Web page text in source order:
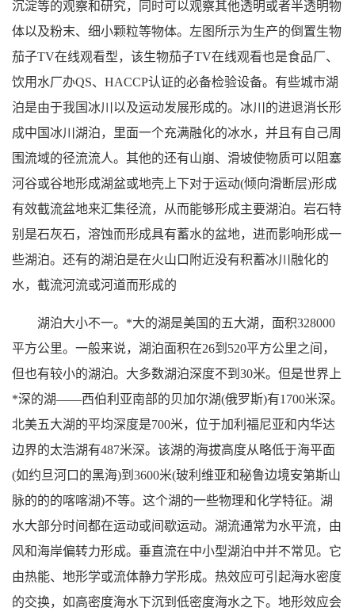
沉淀等的观察和研究，同时可以观察其他透明或者半透明物
体以及粉末、细小颗粒等物体。左图所示为生产的倒置生物
茄子TV在线观看型，该生物茄子TV在线观看也是食品厂、
饮用水厂办QS、HACCP认证的必备检验设备。有些城市湖
泊是由于我国冰川以及运动发展形成的。冰川的进退消长形
成中国冰川湖泊，里面一个充满融化的冰水，并且有自己周
围流域的径流流人。其他的还有山崩、滑坡使物质可以阻塞
河谷或谷地形成湖盆或地壳上下对于运动(倾向滑断层)形成
有效截流盆地来汇集径流，从而能够形成主要湖泊。岩石特
别是石灰石，溶蚀而形成具有蓄水的盆地，进而影响形成一
些湖泊。还有的湖泊是在火山口附近没有积蓄冰川融化的
水，截流河流或河道而形成的
湖泊大小不一。*大的湖是美国的五大湖，面积328000
平方公里。一般来说，湖泊面积在26到520平方公里之间，
但也有较小的湖泊。大多数湖泊深度不到30米。但是世界上
*深的湖——西伯利亚南部的贝加尔湖(俄罗斯)有1700米深。
北美五大湖的平均深度是700米，位于加利福尼亚和内华达
边界的太浩湖有487米深。该湖的海拔高度从略低于海平面
(如约旦河口的黑海)到3600米(玻利维亚和秘鲁边境安第斯山
脉的的的喀喀湖)不等。这个湖的一些物理和化学特征。湖
水大部分时间都在运动或间歇运动。湖流通常为水平流，由
风和海岸偏转力形成。垂直流在中小型湖泊中并不常见。它
由热能、地形学或流体静力学形成。热效应可引起海水密度
的交换，如高密度海水下沉到低密度海水之下。地形效应会